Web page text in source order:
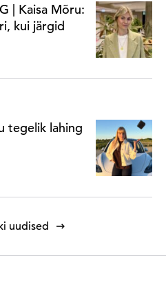
| Kaisa Mõru:
kui järgid
tegelik lahing
uudised